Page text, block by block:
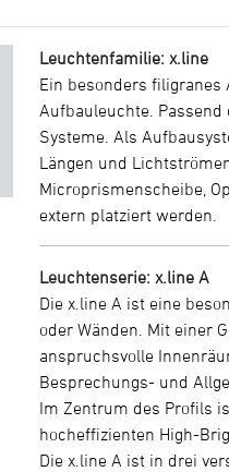
Leuchtenfamilie: x.line
Ein besonders
Aufbauleuchte.
Systeme. Als
Längen und
Microprismenscheibe,
extern platziert werden.
Leuchtenserie: x.line A
Die x.line A ist eine
oder Wänden. Mit einer
anspruchsvolle
Besprechungs- und
Im Zentrum des Profils
hocheffizienten High-
Die x.line A ist in drei